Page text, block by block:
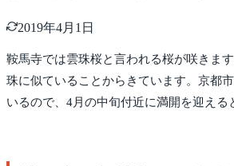
2019年4月1日
鞍馬寺では雲珠桜と言われる桜が咲きま
珠に似ていることからきています。京都
いるので、4月の中旬付近に満開を迎える